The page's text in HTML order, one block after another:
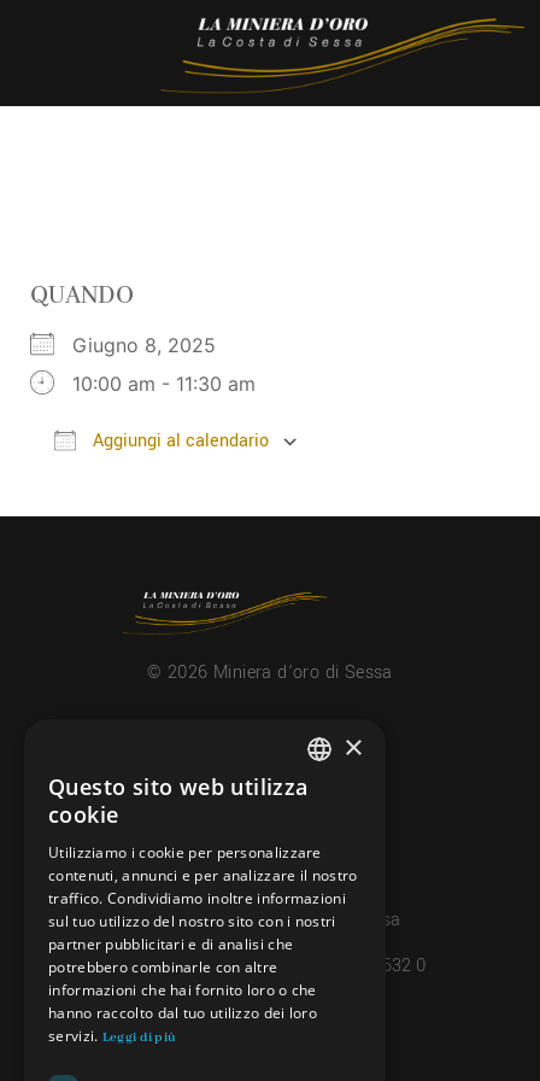
QUANDO
Giugno 8, 2025
10:00 am - 11:30 am
Aggiungi al calendario
© 2026 Miniera d’oro di Sessa
CONTATTI
info@minieradoro.ch
079 127 20 80
Casella postale 7, 6997 Sessa
IBAN: CH45 8080 8004 4238 0632 0
GERMAN
ENGLISH
×
Questo sito web utilizza
cookie
Utilizziamo i cookie per personalizzare
contenuti, annunci e per analizzare il nostro
traffico. Condividiamo inoltre informazioni
sul tuo utilizzo del nostro sito con i nostri
partner pubblicitari e di analisi che
potrebbero combinarle con altre
informazioni che hai fornito loro o che
hanno raccolto dal tuo utilizzo dei loro
servizi. Leggi di più